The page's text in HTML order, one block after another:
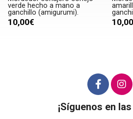
verde hecho a mano a
ganchillo (amigurumi).
10,00€
¡Síguenos en